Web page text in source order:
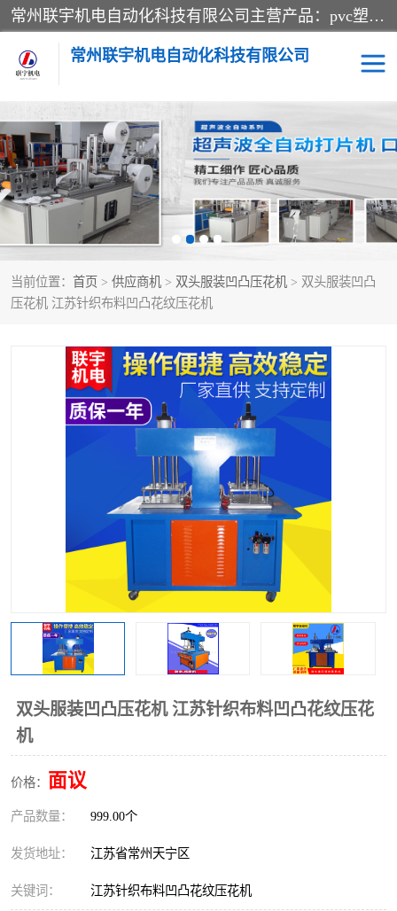
常州联宇机电自动化科技有限公司主营产品：pvc塑料焊机、高频热合机、软膜天花压边机、服装布料凹凸压花机、布料3d压印设备、服装植胶设备、超声波布料花边机、无纺布热合机、全自动压花机。
常州联宇机电自动化科技有限公司
当前位置： 首页 > 供应商机 > 双头服装凹凸压花机 > 双头服装凹凸
压花机 江苏针织布料凹凸花纹压花机
双头服装凹凸压花机 江苏针织布料凹凸花纹压花
机
价格： 面议
产品数量： 999.00个
发货地址： 江苏省常州天宁区
关键词： 江苏针织布料凹凸花纹压花机
压花定型机以及压花模具 超声波热合机
高频热合机 超声波花边机
超声波复合压花机 凹凸压花机压标机
3040凹凸压花机 双头服装凹凸压花机
高频压花压标机 自动超声波打片成型机
泡壳包装封口机 海绵产品成型机